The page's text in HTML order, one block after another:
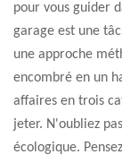
pour vous guider
garage est une
une approche
encombré en un
affaires en trois
jeter. N'oubliez
écologique.